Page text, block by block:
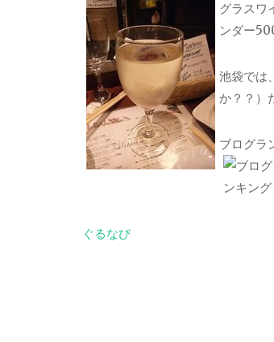
グラスワ
ンダー
池袋では
か？？）
ブログラ
ぐるなび